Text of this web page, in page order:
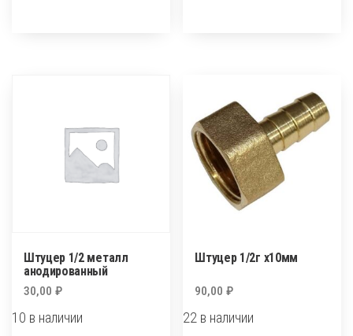
Штуцер 1/2 металл
анодированный
30,00 ₽
10 в наличии
Штуцер 1/2г х10мм
90,00₽
22 в наличии